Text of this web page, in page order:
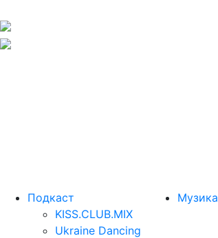
Подкаст
KISS.CLUB.MIX
Ukraine Dancing
Музика